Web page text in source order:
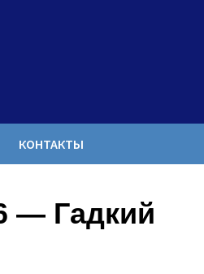
КОНТАКТЫ
— Гадкий